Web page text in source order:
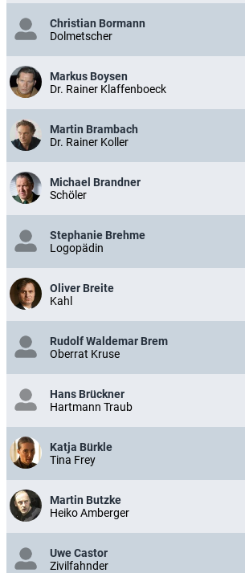
Christian Bormann
Dolmetscher
Markus Boysen
Dr. Rainer Klaffenboeck
Martin Brambach
Dr. Rainer Koller
Michael Brandner
Schöler
Stephanie Brehme
Logopädin
Oliver Breite
Kahl
Rudolf Waldemar Brem
Oberrat Kruse
Hans Brückner
Hartmann Traub
Katja Bürkle
Tina Frey
Martin Butzke
Heiko Amberger
Uwe Castor
Zivilfahnder